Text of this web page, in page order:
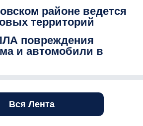
районе ведется
территорий
повреждения
и автомобили в
Вся Лента